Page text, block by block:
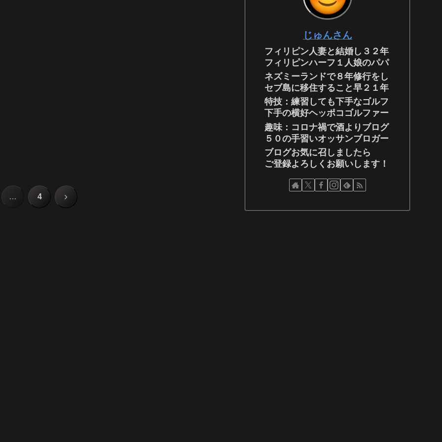
… 4 次
じゅんさん
フィリピン人妻と結婚し３２年
フィリピンハーフ１人娘のパパ
ネズミーランドで８年修行をし
セブ島に移住すること早２１年
特技：練習しても下手なゴルフ
下手の横好ヘッポコゴルファー
趣味：コロナ禍で酒よりブログ
５０の手習いオッサンブロガー
ブログお気に召しましたら
ご登録よろしくお願いします！